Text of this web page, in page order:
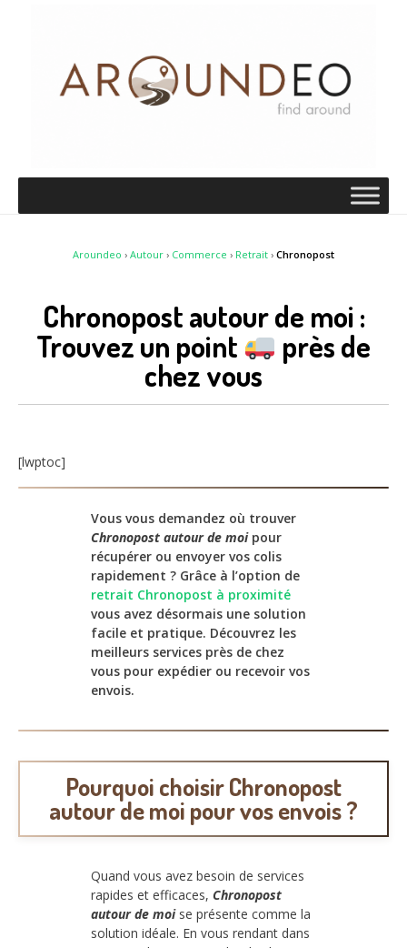
Aroundeo › Autour › Commerce › Retrait › Chronopost
Chronopost autour de moi :
Trouvez un point
près de
chez vous
[lwptoc]
Vous vous demandez où trouver
Chronopost autour de moipour
récupérer ou envoyer vos colis
rapidement ? Grâce à l’option de
retrait Chronopost à proximité
vous avez désormais une solution
facile et pratique. Découvrez les
meilleurs services près de chez
vous pour expédier ou recevoir vos
envois.
Pourquoi choisir Chronopost
autour de moi pour vos envois ?
Quand vous avez besoin de services
rapides et efficaces, Chronopost
autour de moise présente comme la
solution idéale. En vous rendant dans